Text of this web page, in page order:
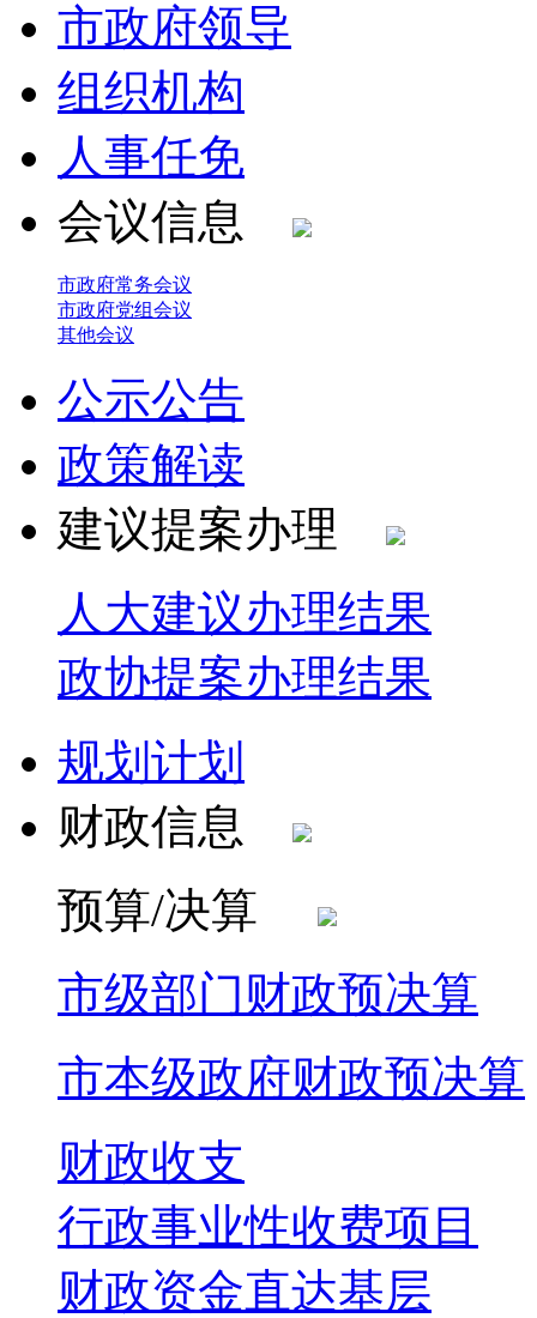
市政府领导
组织机构
人事任免
会议信息
市政府常务会议
市政府党组会议
其他会议
公示公告
政策解读
建议提案办理
人大建议办理结果
政协提案办理结果
规划计划
财政信息
预算/决算
市级部门财政预决算
市本级政府财政预决算
财政收支
行政事业性收费项目
财政资金直达基层